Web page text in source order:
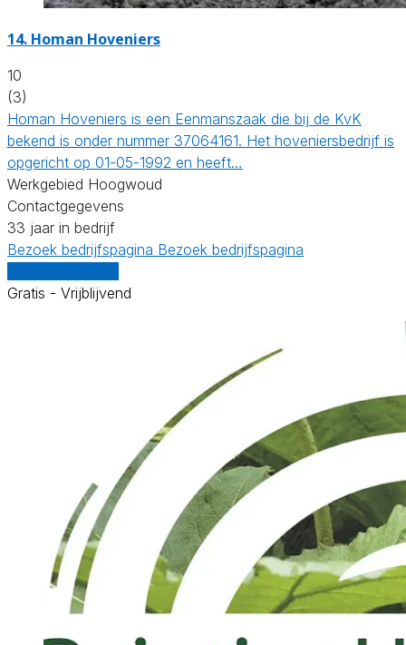
14. Homan Hoveniers
10
(3)
Homan Hoveniers is een Eenmanszaak die bij de KvK
bekend is onder nummer 37064161. Het hoveniersbedrijf is
opgericht op 01-05-1992 en heeft…
Werkgebied Hoogwoud
Contactgegevens
33 jaar in bedrijf
Bezoek bedrijfspagina Bezoek bedrijfspagina
Gratis - Vrijblijvend